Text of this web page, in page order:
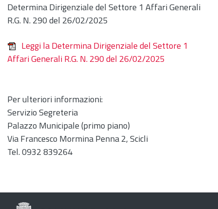
Determina Dirigenziale del Settore 1 Affari Generali
R.G. N. 290 del 26/02/2025
Leggi la Determina Dirigenziale del Settore 1
Affari Generali R.G. N. 290 del 26/02/2025
Per ulteriori informazioni:
Servizio Segreteria
Palazzo Municipale (primo piano)
Via Francesco Mormina Penna 2, Scicli
Tel. 0932 839264